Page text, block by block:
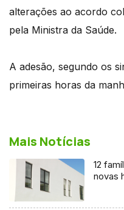
alterações ao acordo
pela Ministra da Saúde.
A adesão, segundo os
primeiras horas da
Mais Notícias
12
novas